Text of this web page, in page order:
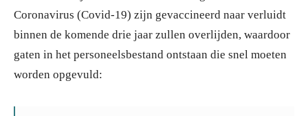
Coronavirus (Covid-19) zijn gevaccineerd naar verluidt
binnen de komende drie jaar zullen overlijden, waardoor
gaten in het personeelsbestand ontstaan die snel moeten
worden opgevuld: